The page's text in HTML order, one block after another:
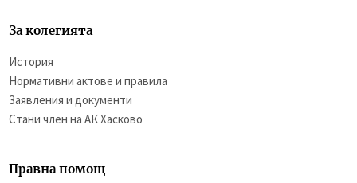
За колегията
История
Нормативни актове и правила
Заявления и документи
Стани член на АК Хасково
Правна помощ